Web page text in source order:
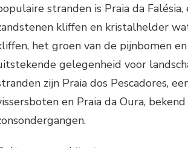
stranden is Praia da
kliffen en kristalhelder
het groen van de pijnbomen
gelegenheid voor
zijn Praia dos Pescadores,
en Praia da Oura,